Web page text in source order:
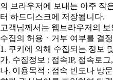
의 브라우저에 보내는 아주 작
터 하드디스크에 저장됩니다.
고객님께서는 웹브라우저의
수집의 허용ㆍ거부 여부를 결
1. 쿠키에 의해 수집되는 정보
가. 수집정보 : 접속IP, 접속로
나. 이용목적 : 접속 빈도나 방